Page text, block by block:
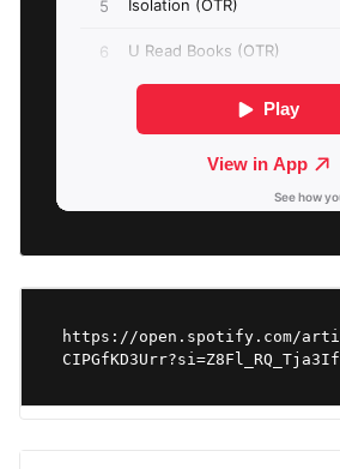
https://open.spotify.com/